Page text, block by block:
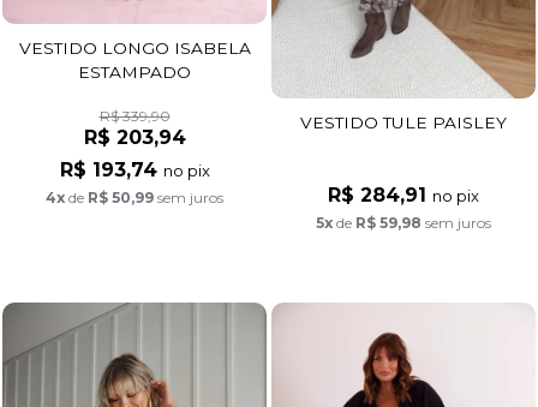
VESTIDO LONGO ISABELA
ESTAMPADO
R$ 339,90
R$ 203,94
R$ 193,74 no pix
4x de R$ 50,99 sem juros
VESTIDO TULE PAISLEY
R$ 284,91 no pix
5x de R$ 59,98 sem juros